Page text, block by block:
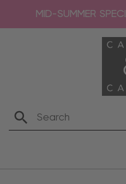
MID-SUMMER